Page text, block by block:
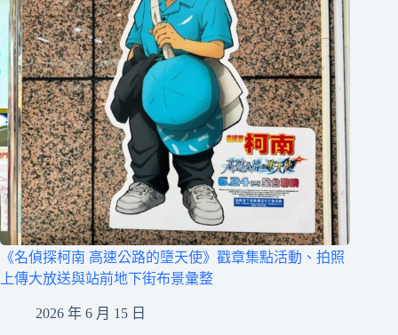
《名偵探柯南 高速公路的墮天使》戳章集點活動、拍照
上傳大放送與站前地下街布景彙整
2026 年 6 月 15 日